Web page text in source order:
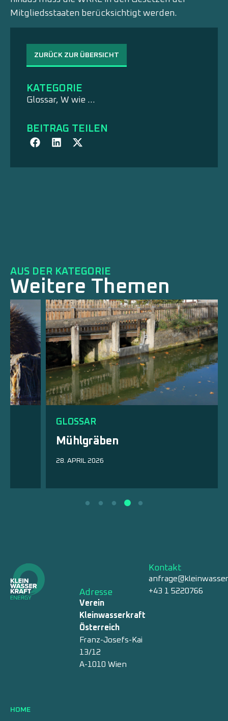
ZURÜCK ZUR ÜBERSICHT
KATEGORIE
Glossar, W wie …
BEITRAG TEILEN
Mitgliedsstaaten berücksichtigt werden.
AUS DER KATEGORIE
Weitere Themen
GLOSSAR
Mühlgräben
28. APRIL 2026
Adresse
Verein
Kleinwasserkraft
Österreich
Franz-Josefs-Kai
13/12
A-1010 Wien
Kontakt
+43 1 5220766
HOME